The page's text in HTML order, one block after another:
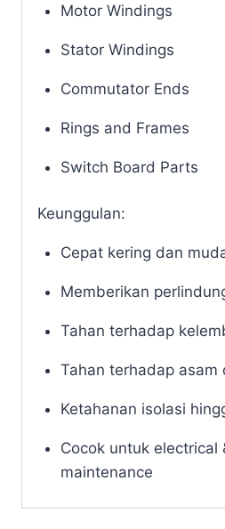
Motor Windings
Stator Windings
Commutator Ends
Rings and Frames
Switch Board Parts
Keunggulan:
Cepat kering dan
Memberikan
Tahan terhadap
Tahan terhadap asam
Ketahanan isolasi
Cocok untuk electrical
maintenance